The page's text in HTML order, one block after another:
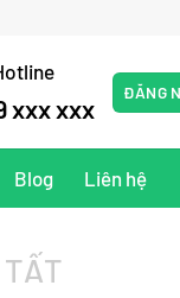
xxx xxx
ĐĂNG
Blog Liên hệ
TẤT